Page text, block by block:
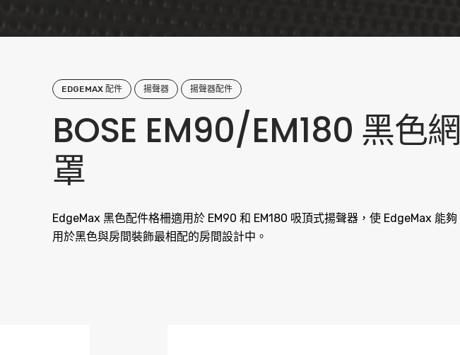
EDGEMAX 配件 揚聲器 揚聲器配件
BOSE EM90/EM180 黑色網
罩
EdgeMax 黑色配件格柵適用於 EM90 和 EM180 吸頂式揚聲器，使 EdgeMax 能夠
用於黑色與房間裝飾最相配的房間設計中。